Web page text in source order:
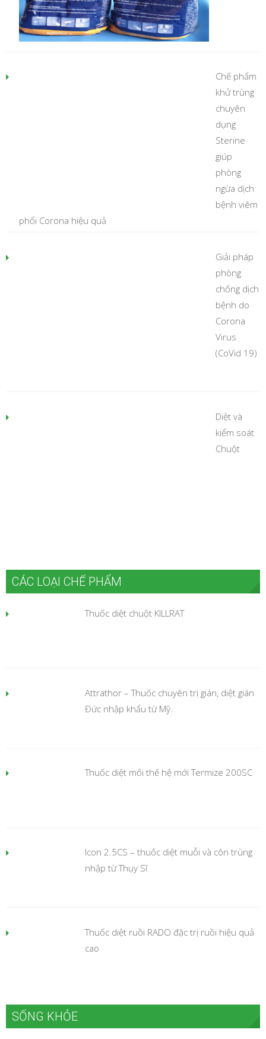
Chế phẩm
khử trùng
chuyên
dụng
Sterine
giúp
phòng
ngừa dịch
bệnh viêm
phổi Corona hiệu quả
Giải pháp
phòng
chống dịch
bệnh do
Corona
Virus
(CoVid 19)
Diệt và
kiểm soát
Chuột
CÁC LOẠI CHẾ PHẨM
Thuốc diệt chuột KILLRAT
Attrathor – Thuốc chuyên trị gián, diệt gián
Đức nhập khẩu từ Mỹ.
Thuốc diệt mối thế hệ mới Termize 200SC
Icon 2.5CS – thuốc diệt muỗi và côn trùng
nhập từ Thụy Sĩ
Thuốc diệt ruồi RADO đặc trị ruồi hiệu quả
cao
SỐNG KHỎE